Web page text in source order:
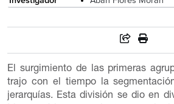
El surgimiento de las primeras
trajo con el tiempo la
jerarquías. Esta división se dio en